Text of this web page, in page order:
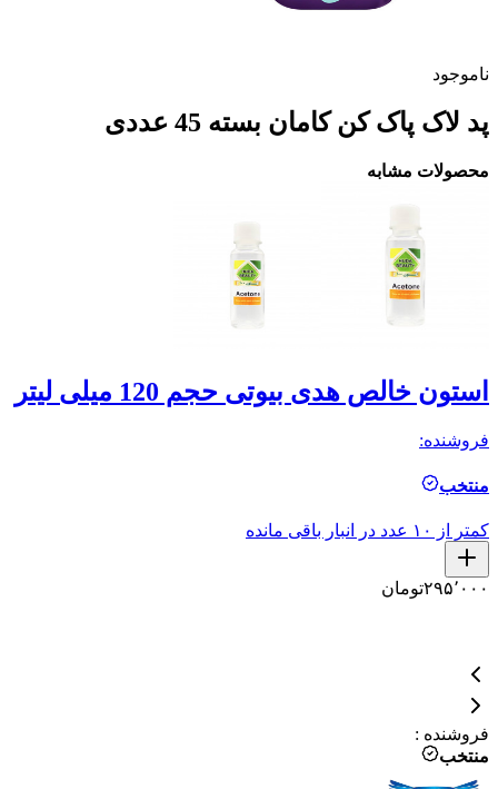
ناموجود
پد لاک پاک کن کامان بسته 45 عددی
محصولات مشابه
استون خالص هدی بیوتی حجم 120 میلی لیتر
فروشنده:
منتخب
کمتر از ۱۰ عدد در انبار باقی مانده
۲۹۵٬۰۰۰تومان
فروشنده :
منتخب